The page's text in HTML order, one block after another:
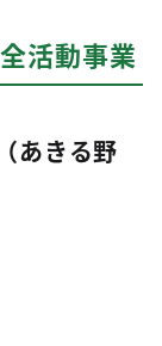
活動事業
あきる野